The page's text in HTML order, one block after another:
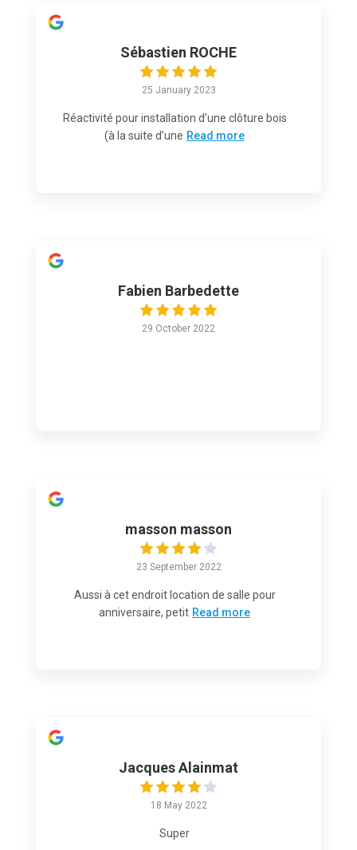
Sébastien ROCHE
25 January 2023
Réactivité pour installation d’une clôture bois
(à la suite d’une Read more
Fabien Barbedette
29 October 2022
masson masson
23 September 2022
Aussi à cet endroit location de salle pour
anniversaire, petit Read more
Jacques Alainmat
18 May 2022
Super